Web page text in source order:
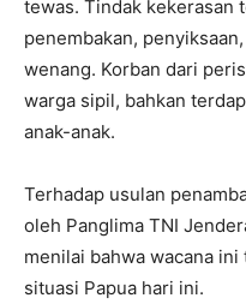
tewas. Tindak kekerasan
penembakan,
wenang. Korban dari
warga sipil, bahkan
anak-anak.
Terhadap usulan
oleh Panglima TNI
menilai bahwa wacana
situasi Papua hari ini.